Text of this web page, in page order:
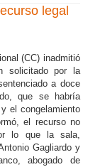
legal
(CC) inadmitió
solicitado por la
a doce
que se habría
el congelamiento
el recurso no
lo que la sala,
Gagliardo y
abogado de